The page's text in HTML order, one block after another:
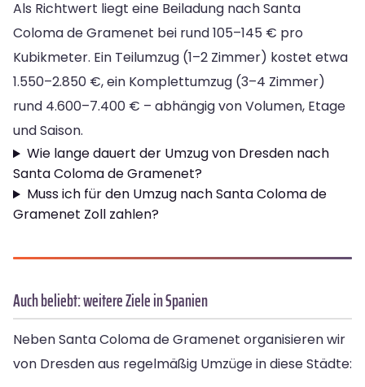
Als Richtwert liegt eine Beiladung nach Santa
Coloma de Gramenet bei rund 105–145 € pro
Kubikmeter. Ein Teilumzug (1–2 Zimmer) kostet etwa
1.550–2.850 €, ein Komplettumzug (3–4 Zimmer)
rund 4.600–7.400 € – abhängig von Volumen, Etage
und Saison.
Wie lange dauert der Umzug von Dresden nach
Santa Coloma de Gramenet?
Muss ich für den Umzug nach Santa Coloma de
Gramenet Zoll zahlen?
Auch beliebt: weitere Ziele in Spanien
Neben Santa Coloma de Gramenet organisieren wir
von Dresden aus regelmäßig Umzüge in diese Städte: